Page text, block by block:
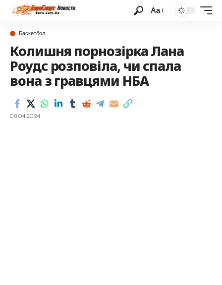
Аа
Баскетбол
Колишня порнозірка Лана
Роудс розповіла, чи спала
вона з гравцями НБА
08.04.2024